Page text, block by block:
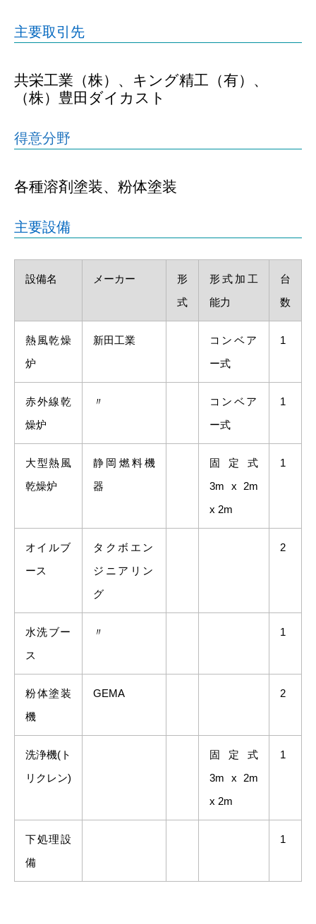
主要取引先
共栄工業（株）、キング精工（有）、
（株）豊田ダイカスト
得意分野
各種溶剤塗装、粉体塗装
主要設備
設備名 メーカー
形
式
形式加工
能力
台
数
熱風乾燥
炉
新田工業
コンベア
ー式
1
赤外線乾
燥炉
〃
コンベア
ー式
1
大型熱風
乾燥炉
静岡燃料機
器
固定式
3m x 2m
x 2m
1
オイルブ
ース
タクボエン
ジニアリン
グ
2
水洗ブー
ス
〃 1
粉体塗装
機
GEMA 2
洗浄機(ト
リクレン)
固定式
3m x 2m
x 2m
1
下処理設
備
1